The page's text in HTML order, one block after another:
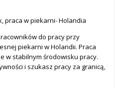
praca w piekarni- Holandia
do pracy przy
piekarni w Holandii. Praca
w stabilnym środowisku pracy.
i szukasz pracy za granicą,